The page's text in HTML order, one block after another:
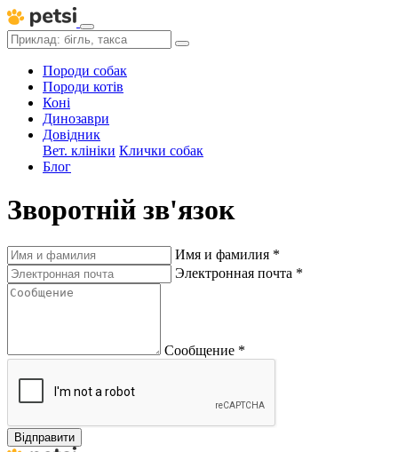
Породи собак
Породи котів
Коні
Динозаври
Довідник
Вет. клініки Клички собак
Блог
Зворотній зв'язок
Имя и фамилия *
Электронная почта *
Сообщение *
Відправити